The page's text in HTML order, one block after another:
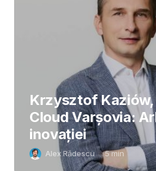
Krzysztof Kaziów,
Cloud Varșovia:
inovaţiei
Alex Rădescu 5min